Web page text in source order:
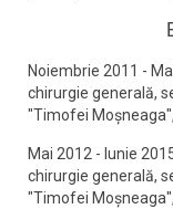
Noiembrie 2011 -
chirurgie generală,
"Timofei
Mai 2012 - Iunie
chirurgie generală,
"Timofei